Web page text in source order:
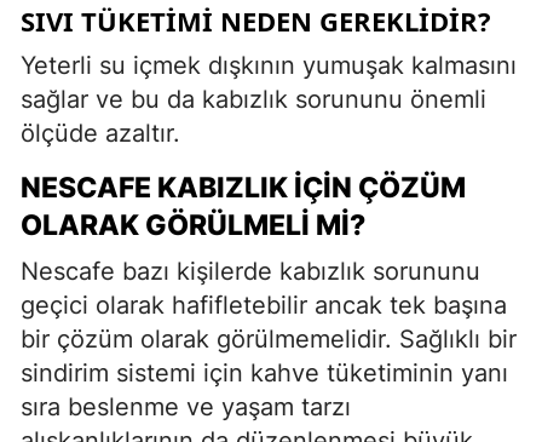
SIVI TÜKETIMI NEDEN GEREKLIDIR?
Yeterli su içmek dışkının yumuşak kalmasını
sağlar ve bu da kabızlık sorununu önemli
ölçüde azaltır.
NESCAFE KABIZLIK İÇIN ÇÖZÜM
OLARAK GÖRÜLMELI MI?
Nescafe bazı kişilerde kabızlık sorununu
geçici olarak hafifletebilir ancak tek başına
bir çözüm olarak görülmemelidir. Sağlıklı bir
sindirim sistemi için kahve tüketiminin yanı
sıra beslenme ve yaşam tarzı